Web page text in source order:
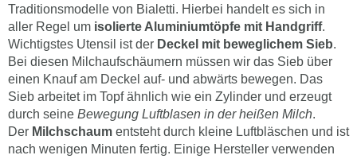
Traditionsmodelle von Bialetti. Hierbei handelt es sich in
aller Regel um isolierte Aluminiumtöpfe mit Handgriff.
Wichtigstes Utensil ist der Deckel mit beweglichem Sieb.
Bei diesen Milchaufschäumern müssen wir das Sieb über
einen Knauf am Deckel auf- und abwärts bewegen. Das
Sieb arbeitet im Topf ähnlich wie ein Zylinder und erzeugt
durch seine Bewegung Luftblasen in der heißen Milch.
Der Milchschaum entsteht durch kleine Luftbläschen und ist
nach wenigen Minuten fertig. Einige Hersteller verwenden